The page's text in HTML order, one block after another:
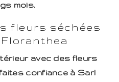
mois.
fleurs séchées
avec des fleurs
confiance à Sarl